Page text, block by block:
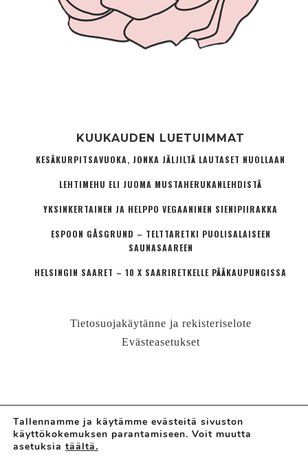
KUUKAUDEN LUETUIMMAT
KESÄKURPITSAVUOKA, JONKA JÄLJILTÄ LAUTASET NUOLLAAN
LEHTIMEHU ELI JUOMA MUSTAHERUKANLEHDISTÄ
YKSINKERTAINEN JA HELPPO VEGAANINEN SIENIPIIRAKKA
ESPOON GÅSGRUND – TELTTARETKI PUOLISALAISEEN
SAUNASAAREEN
HELSINGIN SAARET – 10 X SAARIRETKELLE PÄÄKAUPUNGISSA
Tietosuojakäytänne ja rekisteriselote
Evästeasetukset
© LÄHIÖMUTSI | HANNE VALTARI
Tallennamme ja käytämme evästeitä sivuston
käyttökokemuksen parantamiseen. Voit muutta
asetuksia täältä.